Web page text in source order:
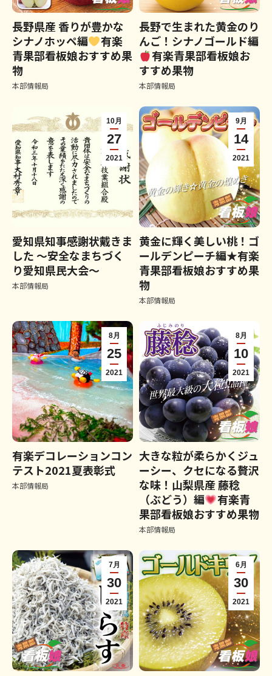
長野県産 香りが豊かな
シナノホッペ編
有楽
青果部看板娘おすすめ果
物
本部情報局
長野で生まれた黄金のり
んご！シナノゴールド編
有楽青果部看板娘お
すすめ果物
本部情報局
10月
27
2021
愛知県知事感謝状戴きま
した ～安全なまちづく
り愛知県民大会～
本部情報局
9月
14
2021
黄金に輝く美しい桃！ゴ
ールデンピーチ編★有楽
青果部看板娘おすすめ果
物
本部情報局
8月
25
2021
有楽デコレーションコン
テスト2021夏表彰式
本部情報局
8月
10
2021
大きな粒が柔らかくジュ
ーシー、クセになる贅沢
な味！山梨県産 藤稔
（ぶどう）編
有楽青
果部看板娘おすすめ果物
本部情報局
7月
30
2021
6月
30
2021